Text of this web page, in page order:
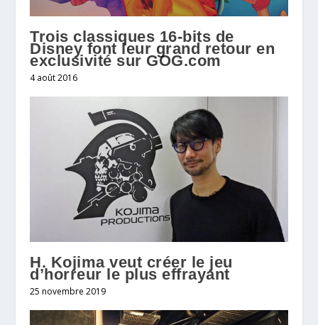
Trois classiques 16-bits de
Disney font leur grand retour en
4 août 2016
H. Kojima veut créer le jeu
d’horreur le plus effrayant
25 novembre 2019